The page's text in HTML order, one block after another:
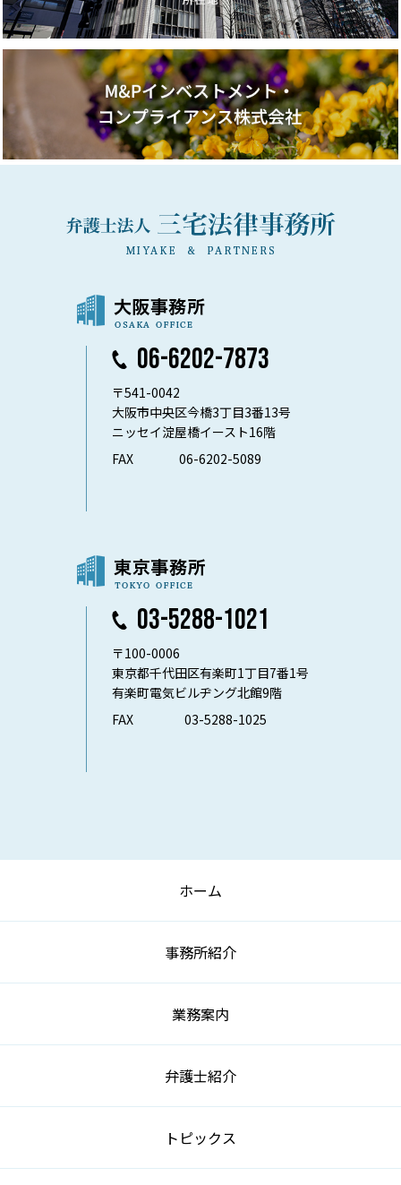
06-6202-7873
〒541-0042
大阪市中央区今橋3丁目3番13号
ニッセイ淀屋橋イースト16階
FAX
06-6202-5089
03-5288-1021
〒100-0006
東京都千代田区有楽町1丁目7番1号
有楽町電気ビルヂング北館9階
FAX
03-5288-1025
ホーム
事務所紹介
業務案内
弁護士紹介
トピックス